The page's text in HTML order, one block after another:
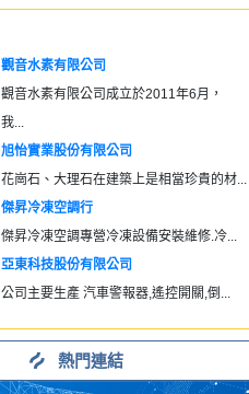
觀音水素有限公司
觀音水素有限公司成立於2011年6月，
我...
旭怡實業股份有限公司
花崗石、大理石在建築上是相當珍貴的材...
傑昇冷凍空調行
傑昇冷凍空調專營冷凍設備安裝維修.冷...
亞東科技股份有限公司
公司主要生產 汽車警報器,遙控開關,倒...
熱門連結